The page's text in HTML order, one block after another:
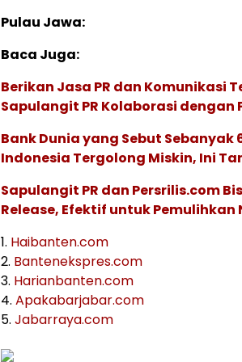
Pulau Jawa:
Baca Juga:
Berikan Jasa PR dan Komunikasi
Sapulangit PR Kolaborasi dengan
Bank Dunia yang Sebut Sebanyak
Indonesia Tergolong Miskin, Ini
Sapulangit PR dan Persrilis.com
Release, Efektif untuk Pemulihkan
1. Haibanten.com
2. Bantenekspres.com
3. Harianbanten.com
4. Apakabarjabar.com
5. Jabarraya.com